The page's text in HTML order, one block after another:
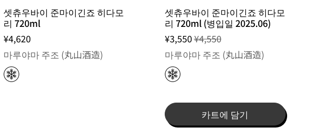
셋츄우바이 준마이긴죠 히다모
리 720ml
¥4,620
마루야마 주조 (丸山酒造)
셋츄우바이 준마이긴죠 히다모
리 720ml (병입일 2025.06)
¥3,550¥4,550
마루야마 주조 (丸山酒造)
카트에 담기